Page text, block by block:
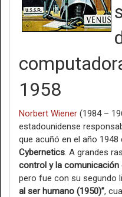
1958
Norbert Wiener (1984 –
estadounidense
que acuñó en el año
Cybernetics. A grandes
control y la comunicación
pero fue con su segundo
al ser humano (1950)”,